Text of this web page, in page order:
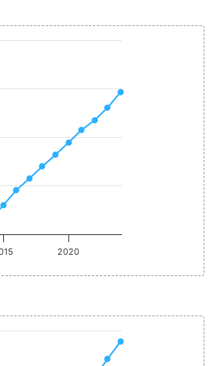
1 X axis displaying values. Range: 2014 to
1 Y axis displaying 단위(ppm). Data ranges
2020
End of
1 X axis displaying values. Range: 2014 to
End of